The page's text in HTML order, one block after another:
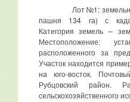
Лот №1: земельный
пашня 134 га) с
Категория земель –
Местоположение:
расположенного за
Участок находится
на юго-восток.
Рубцовский район.
сельскохозяйственного